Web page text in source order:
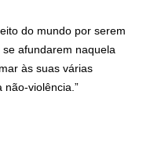
do mundo por serem
afundarem naquela
às suas várias
não-violência.”